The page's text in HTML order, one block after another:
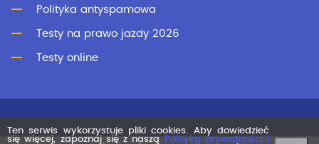
Polityka antyspamowa
Testy na prawo jazdy 2026
Testy online
©2011-2026 superprawojazdy.pl
Ten serwis wykorzystuje pliki cookies. Aby dowiedzieć
się więcej, zapoznaj się z naszą
Polityką prywatności i